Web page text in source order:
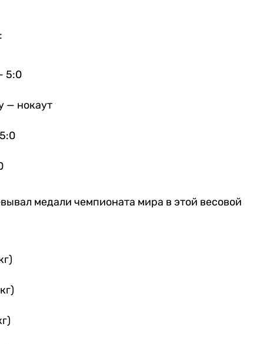
5:0
нокаут
медали чемпионата мира в этой весовой